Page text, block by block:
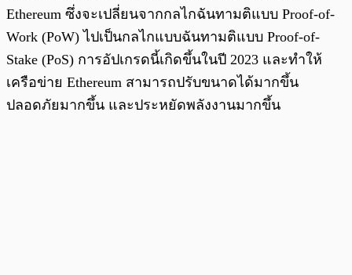
Ethereum ซึ่งจะเปลี่ยนจากกลไกฉันทามติแบบ Proof-of-
Work (PoW) ไปเป็นกลไกแบบฉันทามติแบบ Proof-of-
Stake (PoS) การอัปเกรดนี้เกิดขึ้นในปี 2023 และทำให้
เครือข่าย Ethereum สามารถปรับขนาดได้มากขึ้น
ปลอดภัยมากขึ้น และประหยัดพลังงานมากขึ้น